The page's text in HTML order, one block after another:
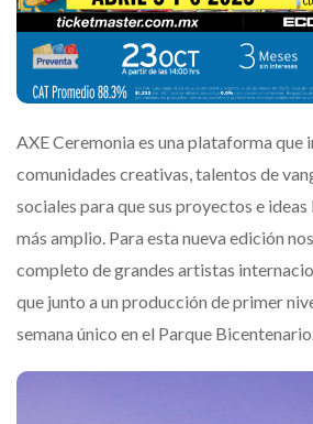
AXECeremonia es una plataforma que
comunidades creativas, talentos de
sociales para que sus proyectos e
más amplio. Para esta nueva edición
completo de grandes artistas
que junto a un producción de primer
semana único en el Parque Bicentenario.